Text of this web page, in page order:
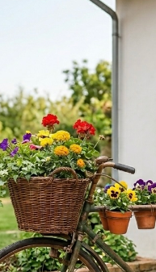
TIPOVI KUĆICA
Kućice od lagane čelične
(LGS): sve što trebate
(2026.)
Prije2 Mjeseca